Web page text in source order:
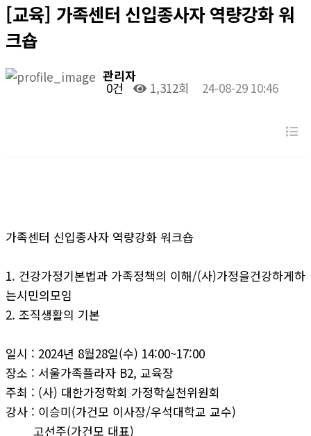
[교육] 가족센터 신입종사자 역량강화 워
크숍
관리자
0건 1,312회 24-08-29 10:46
가족센터 신입종사자 역량강화 워크숍
1. 건강가정기본법과 가족정책의 이해/(사)가정을건강하게하
는시민의모임
2. 조직생활의 기본
일시 : 2024년 8월28일(수) 14:00~17:00
장소 : 서울가족플라자 B2, 교육장
주최 : (사) 대한가정학회 가정학실천위원회
강사 : 이승미(가건모 이사장/우석대학교 교수)
고선주(가건모 대표)